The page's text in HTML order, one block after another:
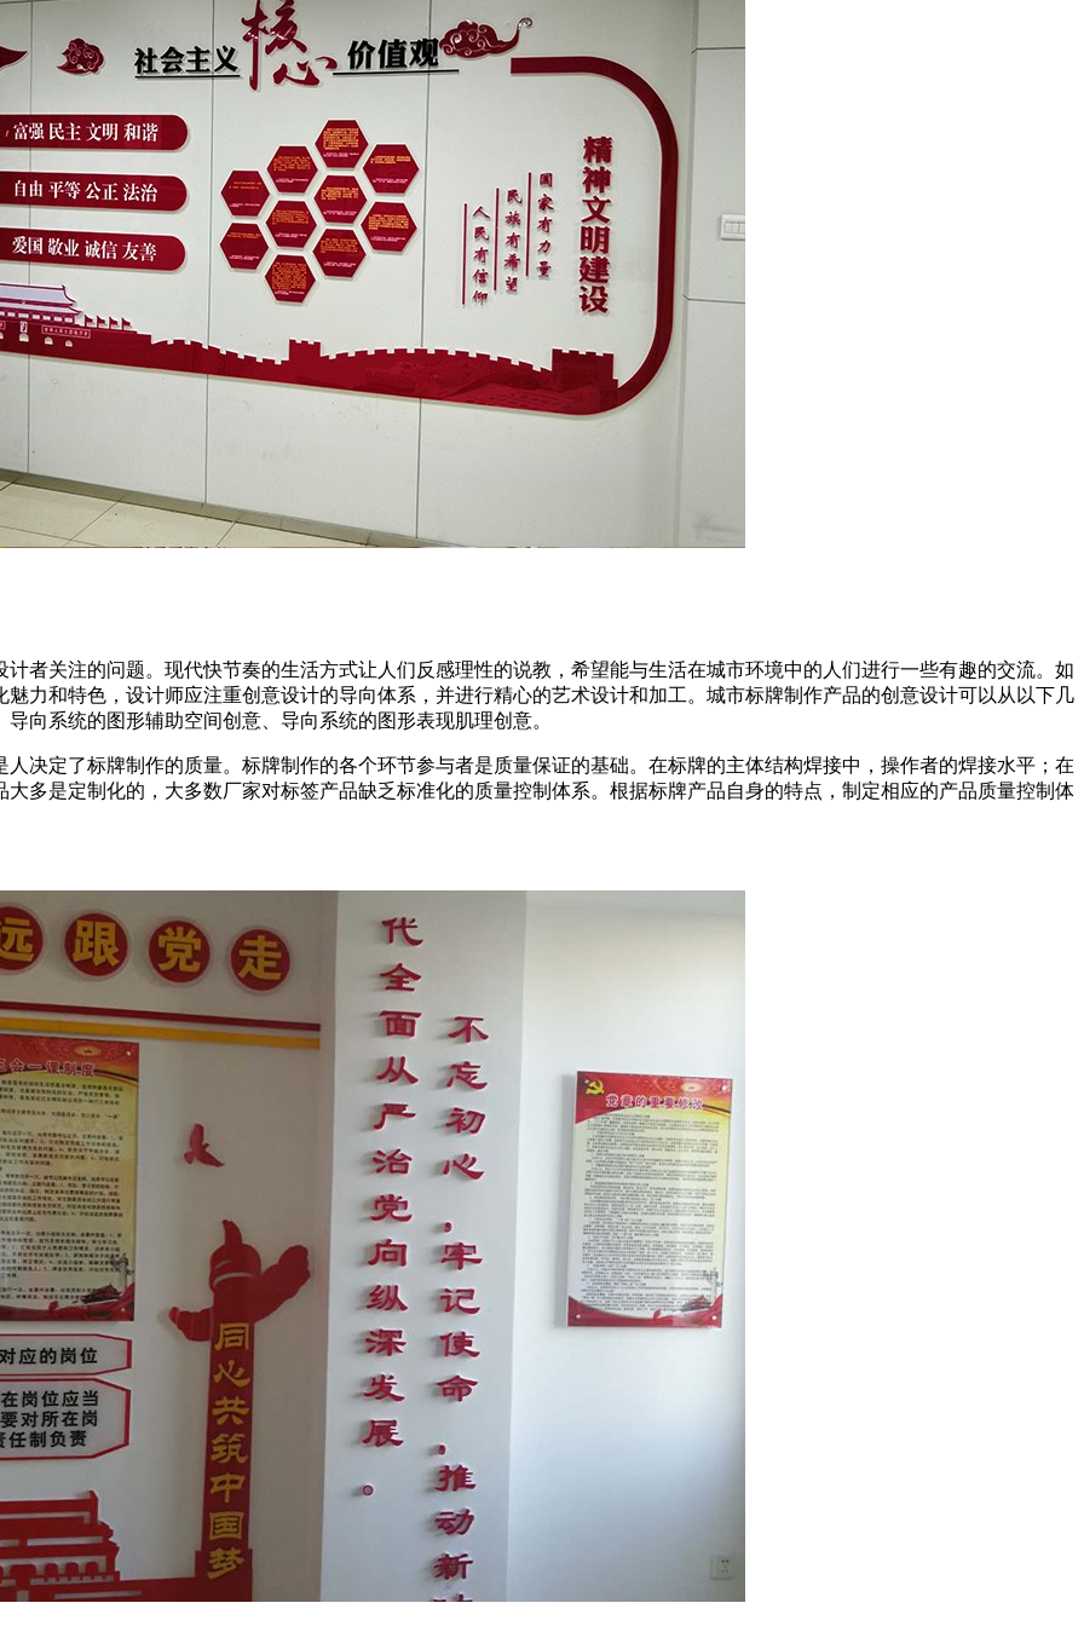
者关注的问题。现代快节奏的生活方式让人们反感理性的说教，希望能与生活在城市环境中的人们进行一些有趣的交流。如
力和特色，设计师应注重创意设计的导向体系，并进行精心的艺术设计和加工。城市标牌制作产品的创意设计可以从以下几
向系统的图形辅助空间创意、导向系统的图形表现肌理创意。
决定了标牌制作的质量。标牌制作的各个环节参与者是质量保证的基础。在标牌的主体结构焊接中，操作者的焊接水平；在
多是定制化的，大多数厂家对标签产品缺乏标准化的质量控制体系。根据标牌产品自身的特点，制定相应的产品质量控制体